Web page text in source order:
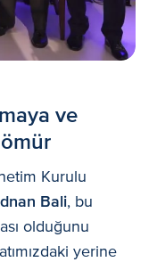
ve
Kurulu
Bali, bu
olduğunu
yerine